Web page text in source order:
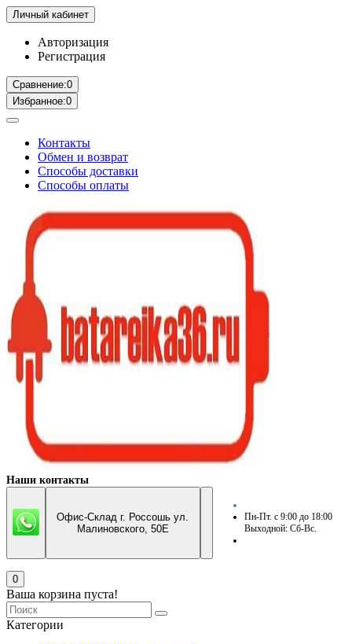
Личный кабинет
Авторизация
Регистрация
Сравнение:0
Избранное:0
Контакты
Обмен и возврат
Способы доставки
Способы оплаты
Наши контакты
Офис-Склад г. Россошь ул.
Малиновского, 50Е
Пн-Пт. с 9:00 до 18:00
Выходной: Сб-Вс.
0
Ваша корзина пуста!
Категории